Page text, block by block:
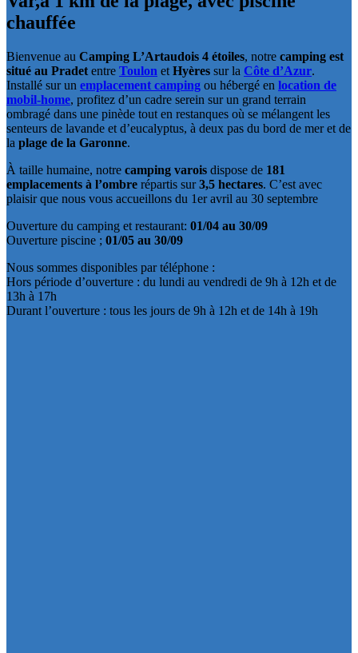
chauffée
Bienvenue au Camping L’Artaudois 4 étoiles, notre camping est
situé au Pradet entre Toulon et Hyères sur la Côte d’Azur.
Installé sur un emplacement camping ou hébergé en location de
mobil-home, profitez d’un cadre serein sur un grand terrain
ombragé dans une pinède tout en restanques où se mélangent les
senteurs de lavande et d’eucalyptus, à deux pas du bord de mer et de
la plage de la Garonne.
À taille humaine, notre camping varois dispose de 181
emplacements à l’ombre répartis sur3,5 hectares. C’est avec
plaisir que nous vous accueillons du 1er avril au 30 septembre
Ouverture du camping et restaurant: 01/04 au 30/09
Ouverture piscine ; 01/05 au 30/09
Nous sommes disponibles par téléphone :
Hors période d’ouverture : du lundi au vendredi de 9h à 12h et de
13h à 17h
Durant l’ouverture : tous les jours de 9h à 12h et de 14h à 19h